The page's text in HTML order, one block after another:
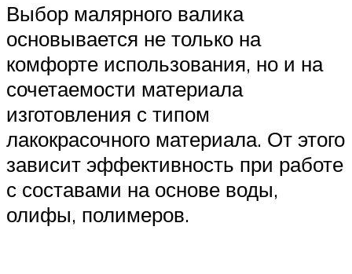
Выбор малярного валика
основывается не только на
комфорте использования, но и на
сочетаемости материала
изготовления с типом
лакокрасочного материала. От этого
зависит эффективность при работе
с составами на основе воды,
олифы, полимеров.